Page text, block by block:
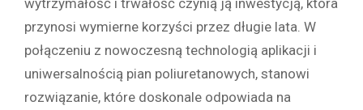
przynosi wymierne korzyści przez długie lata. W
połączeniu z nowoczesną technologią aplikacji i
uniwersalnością pian poliuretanowych, stanowi
rozwiązanie, które doskonale odpowiada na